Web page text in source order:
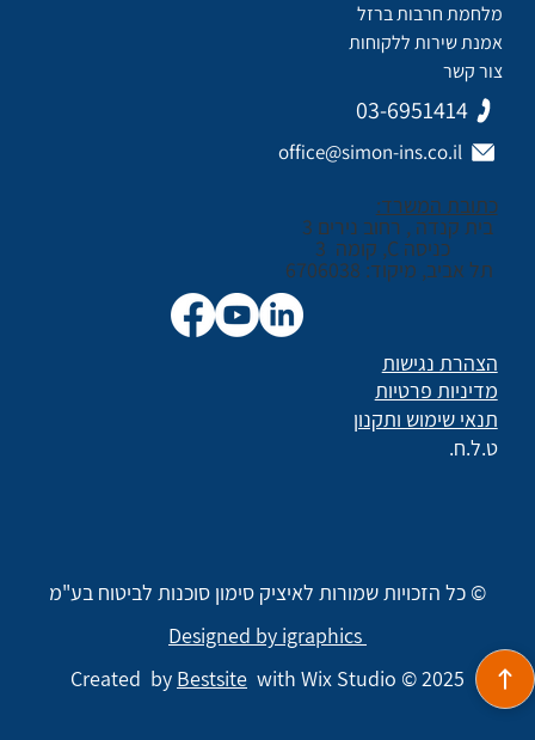
כתובת המשרד:
בית קנדה , רחוב נירים 3
כניסה C, קומה 3
תל אביב, מיקוד: 6706038
03-6951414
office@simon-ins.co.il
הצהרת נגישות
תנאי שימוש ותקנון
מדיניות פרטיות
ט.ל.ח.
מלחמת חרבות ברזל
אמנת שירות ללקוחות
צור קשר
Created by Bestsite with Wix Studio © 2025
Designed by igraphics
© כל הזכויות שמורות לאיציק סימון סוכנות לביטוח בע"מ